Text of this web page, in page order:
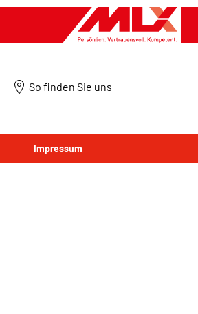
So finden Sie uns
Impressum